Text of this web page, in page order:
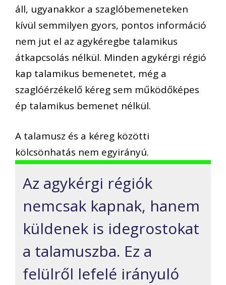
áll, ugyanakkor a szaglóbemeneteken
kívül semmilyen gyors, pontos információ
nem jut el az agykéregbe talamikus
átkapcsolás nélkül. Minden agykérgi régió
kap talamikus bemenetet, még a
szaglóérzékelő kéreg sem működőképes
ép talamikus bemenet nélkül.
A talamusz és a kéreg közötti
kölcsönhatás nem egyirányú.
Az agykérgi régiók
nemcsak kapnak, hanem
küldenek is idegrostokat
a talamuszba. Ez a
felülről lefelé irányuló